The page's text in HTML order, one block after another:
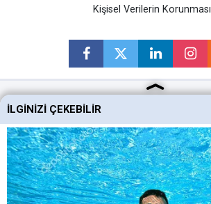
Kişisel Verilerin Korunması
Ankara Haberleri
Keçiören Haberleri
Altındağ Haberleri
Sincan Haberleri
İLGINIZI ÇEKEBILIR